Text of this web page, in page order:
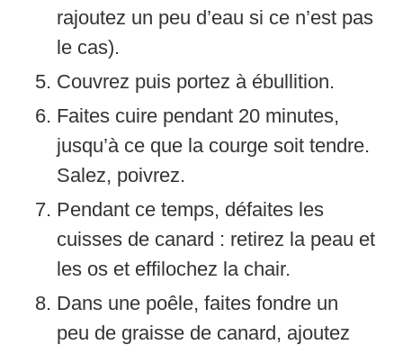
rajoutez un peu d’eau si ce n’est pas
le cas).
Couvrez puis portez à ébullition.
Faites cuire pendant 20 minutes,
jusqu’à ce que la courge soit tendre.
Salez, poivrez.
Pendant ce temps, défaites les
cuisses de canard : retirez la peau et
les os et effilochez la chair.
Dans une poêle, faites fondre un
peu de graisse de canard, ajoutez